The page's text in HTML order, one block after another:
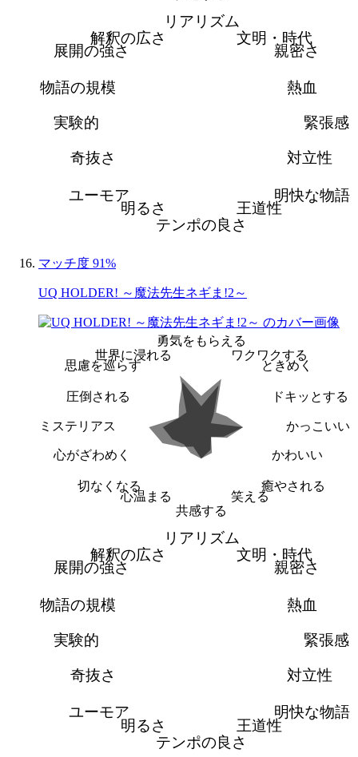
リアリズム
文明・時代
親密さ
熱血
緊張感
対立性
明快な物語
王道性
テンポの良さ
明るさ
ユーモア
奇抜さ
実験的
物語の規模
展開の強さ
解釈の広さ
マッチ度 91%
UQ HOLDER! ～魔法先生ネギま!2～
勇気をもらえる
ワクワクする
ときめく
ドキッとする
かっこいい
かわいい
癒やされる
笑える
共感する
心温まる
切なくなる
心がざわめく
ミステリアス
圧倒される
思慮を巡らす
世界に浸れる
リアリズム
文明・時代
親密さ
熱血
緊張感
対立性
明快な物語
王道性
テンポの良さ
明るさ
ユーモア
奇抜さ
実験的
物語の規模
展開の強さ
解釈の広さ